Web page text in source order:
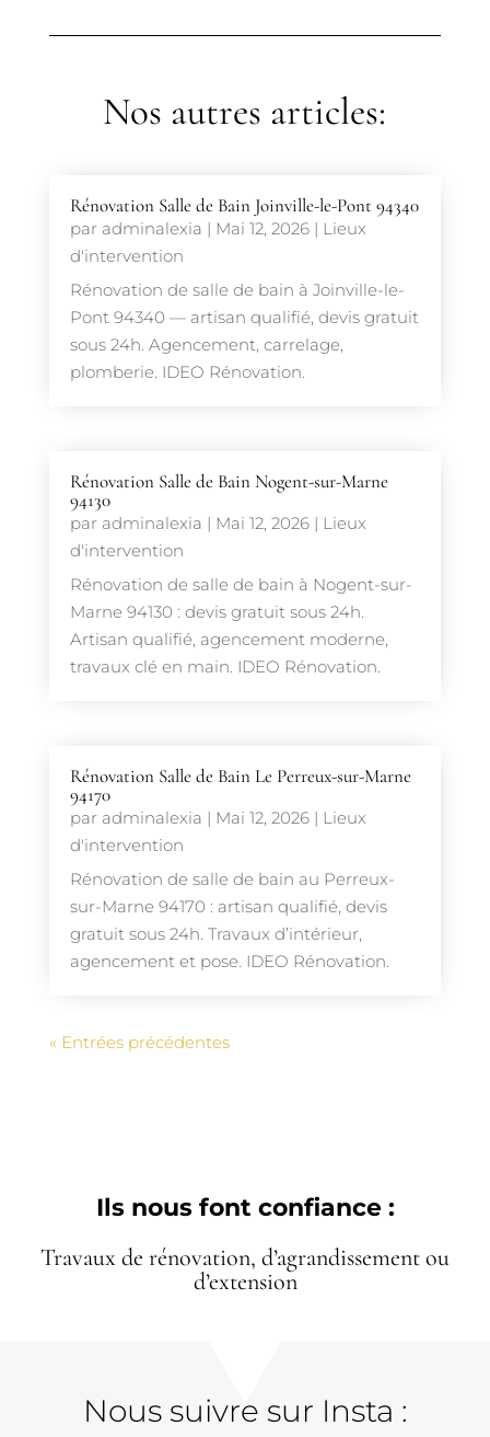
Nos autres articles:
Rénovation Salle de Bain Joinville-le-Pont 94340
par adminalexia | Mai 12, 2026| Lieux
d'intervention
Rénovation de salle de bain à Joinville-le-
Pont 94340 — artisan qualifié, devis gratuit
sous 24h. Agencement, carrelage,
plomberie. IDEO Rénovation.
Rénovation Salle de Bain Nogent-sur-Marne
94130
par adminalexia | Mai 12, 2026| Lieux
d'intervention
Rénovation de salle de bain à Nogent-sur-
Marne 94130 : devis gratuit sous 24h.
Artisan qualifié, agencement moderne,
travaux clé en main. IDEO Rénovation.
Rénovation Salle de Bain Le Perreux-sur-Marne
94170
par adminalexia | Mai 12, 2026| Lieux
d'intervention
Rénovation de salle de bain au Perreux-
sur-Marne 94170 : artisan qualifié, devis
gratuit sous 24h. Travaux d’intérieur,
agencement et pose. IDEO Rénovation.
« Entrées précédentes
Ils nous font confiance :
Travaux de rénovation, d’agrandissement ou
d’extension
Nous suivre sur Insta :